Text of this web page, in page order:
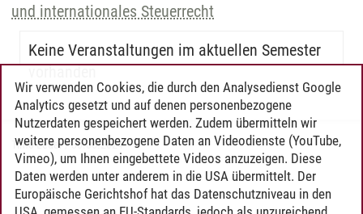
und internationales Steuerrecht
Keine Veranstaltungen im aktuellen Semester
vorhanden
Timo Leder/30.06.2024
Wir verwenden Cookies, die durch den Analysedienst Google
Analytics gesetzt und auf denen personenbezogene
Nutzerdaten gespeichert werden. Zudem übermitteln wir
weitere personenbezogene Daten an Videodienste (YouTube,
Vimeo), um Ihnen eingebettete Videos anzuzeigen. Diese
Daten werden unter anderem in die USA übermittelt. Der
Europäische Gerichtshof hat das Datenschutzniveau in den